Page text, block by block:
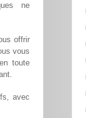
ne
offrir
vous
toute
avec